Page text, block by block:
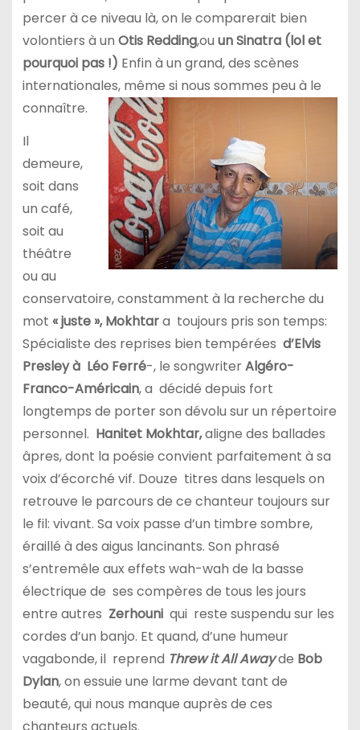
percer à ce niveau là, on le comparerait bien
volontiers à un Otis Redding,ou un Sinatra (lol et
pourquoi pas !) Enfin à un grand, des scènes
internationales, même si nous sommes peu à le
connaître.
Il
demeure,
soit dans
un café,
soit au
théâtre
ou au
conservatoire, constamment à la recherche du
mot « juste », Mokhtara toujours pris son temps:
Spécialiste des reprises bien tempérées d’Elvis
Presley à Léo Ferré-, le songwriterAlgéro-
Franco-Américain, a décidé depuis fort
longtemps de porter son dévolu sur un répertoire
personnel. Hanitet Mokhtar,aligne des ballades
âpres, dont la poésie convient parfaitement à sa
voix d’écorché vif. Douze titres dans lesquels on
retrouve le parcours de ce chanteur toujours sur
le fil: vivant. Sa voix passe d’un timbre sombre,
éraillé à des aigus lancinants. Son phrasé
s’entremêle aux effets wah-wah de la basse
électrique de ses compères de tous les jours
entre autres Zerhouni qui reste suspendu sur les
cordes d’un banjo. Et quand, d’une humeur
vagabonde, il reprend Threw it All Awayde Bob
Dylan, on essuie une larme devant tant de
beauté, qui nous manque auprès de ces